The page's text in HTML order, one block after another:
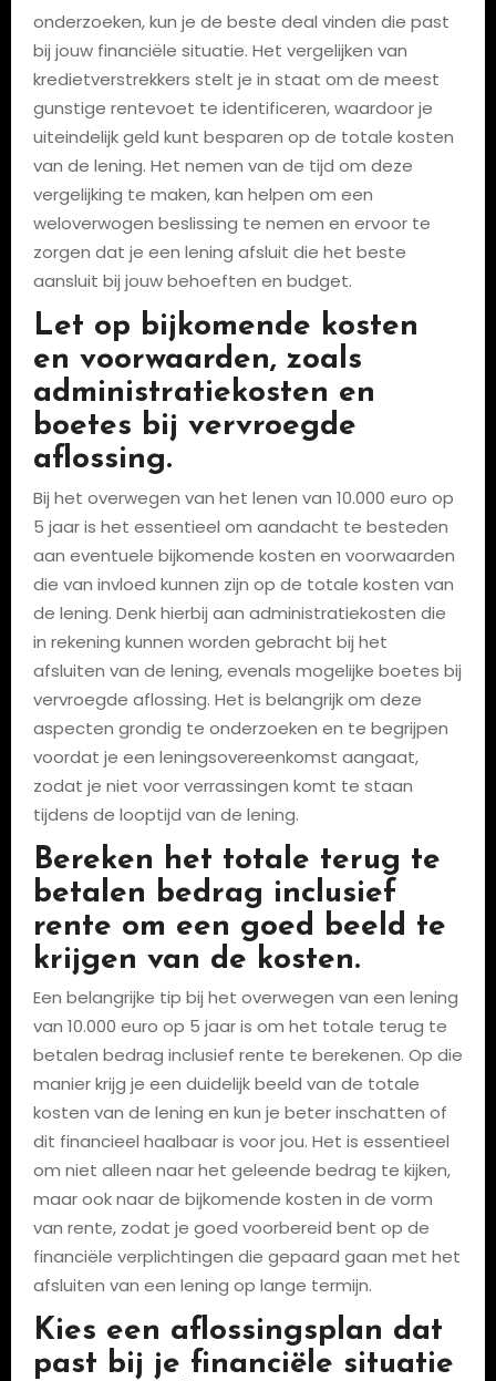
onderzoeken, kun je de beste deal vinden die past
bij jouw financiële situatie. Het vergelijken van
kredietverstrekkers stelt je in staat om de meest
gunstige rentevoet te identificeren, waardoor je
uiteindelijk geld kunt besparen op de totale kosten
van de lening. Het nemen van de tijd om deze
vergelijking te maken, kan helpen om een
weloverwogen beslissing te nemen en ervoor te
zorgen dat je een lening afsluit die het beste
aansluit bij jouw behoeften en budget.
Let op bijkomende kosten
en voorwaarden, zoals
administratiekosten en
boetes bij vervroegde
aflossing.
Bij het overwegen van het lenen van 10.000 euro op
5 jaar is het essentieel om aandacht te besteden
aan eventuele bijkomende kosten en voorwaarden
die van invloed kunnen zijn op de totale kosten van
de lening. Denk hierbij aan administratiekosten die
in rekening kunnen worden gebracht bij het
afsluiten van de lening, evenals mogelijke boetes bij
vervroegde aflossing. Het is belangrijk om deze
aspecten grondig te onderzoeken en te begrijpen
voordat je een leningsovereenkomst aangaat,
zodat je niet voor verrassingen komt te staan
tijdens de looptijd van de lening.
Bereken het totale terug te
betalen bedrag inclusief
rente om een goed beeld te
krijgen van de kosten.
Een belangrijke tip bij het overwegen van een lening
van 10.000 euro op 5 jaar is om het totale terug te
betalen bedrag inclusief rente te berekenen. Op die
manier krijg je een duidelijk beeld van de totale
kosten van de lening en kun je beter inschatten of
dit financieel haalbaar is voor jou. Het is essentieel
om niet alleen naar het geleende bedrag te kijken,
maar ook naar de bijkomende kosten in de vorm
van rente, zodat je goed voorbereid bent op de
financiële verplichtingen die gepaard gaan met het
afsluiten van een lening op lange termijn.
Kies een aflossingsplan dat
past bij je financiële situatie